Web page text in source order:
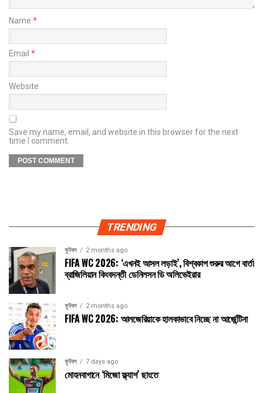
Name *
Email *
Website
Save my name, email, and website in this browser for the next
time I comment.
TRENDING
ফুটবল 2 months ago
FIFA WC 2026: ‘এখনই আসল লড়াই’, বিশ্বকাপ শুরুর আগে বার্তা
ব্রাজিলিয়ান কিংবদন্তী ডেনিলসন ডি অলিভেইরার
ফুটবল 2 months ago
FIFA WC 2026: আলজেরিয়াকে হালকাভাবে নিচ্ছে না আর্জেন্টিনা
ফুটবল 7 days ago
মোহনবাগানে ‘মিজো ফ্ল্যাশ’ ছাংতে